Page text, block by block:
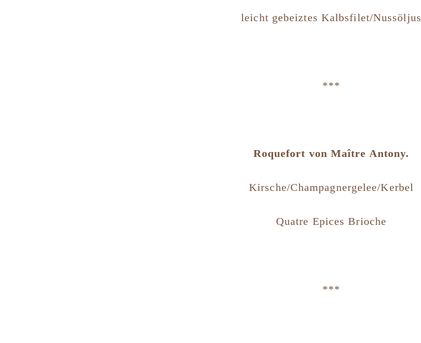
leicht gebeiztes Kalbsfilet/Nussöljus
***
Roquefort von Maître Antony.
Kirsche/Champagnergelee/Kerbel
Quatre Epices Brioche
***